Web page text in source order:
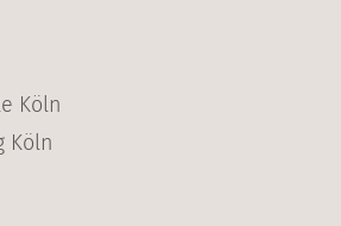
Köln
Köln